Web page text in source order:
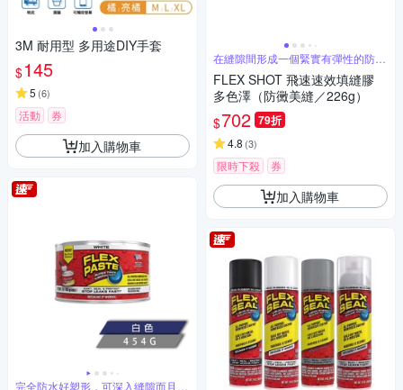
3M 耐用型 多用途DIY手套
$145
5 (6)
活動 券
加入購物車
完全防水好塑形，可深入縫隙而且表
在縫隙間形成一個緊實有彈性的防水
屏障
FLEX SHOT 飛速速效填縫膠
多色澤（防黴美縫／226g）
$702 79折
4.8 (3)
限時下殺 券
加入購物車